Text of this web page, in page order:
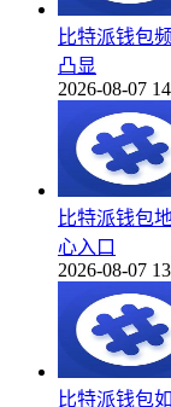
比特派钱包
凸显
2026-08-07
比特派钱包
心入口
2026-08-07
比特派钱包